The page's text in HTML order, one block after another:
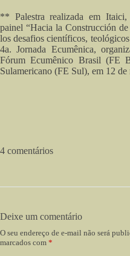
** Palestra realizada em
painel “Hacia la Construcción
los desafios científicos,
4a. Jornada Ecumênica,
Fórum Ecumênico Brasil (FE
Sulamericano (FE Sul), em 12
4 comentários
Deixe um comentário
O seu endereço de e-mail não será
marcados com *